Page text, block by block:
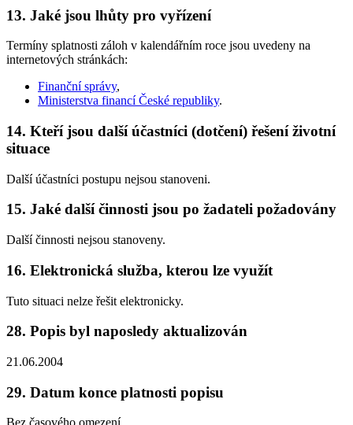
13. Jaké jsou lhůty pro vyřízení
Termíny splatnosti záloh v kalendářním roce jsou uvedeny na
internetových stránkách:
Finanční správy,
Ministerstva financí České republiky.
14. Kteří jsou další účastníci (dotčení) řešení životní
situace
Další účastníci postupu nejsou stanoveni.
15. Jaké další činnosti jsou po žadateli požadovány
Další činnosti nejsou stanoveny.
16. Elektronická služba, kterou lze využít
Tuto situaci nelze řešit elektronicky.
28. Popis byl naposledy aktualizován
21.06.2004
29. Datum konce platnosti popisu